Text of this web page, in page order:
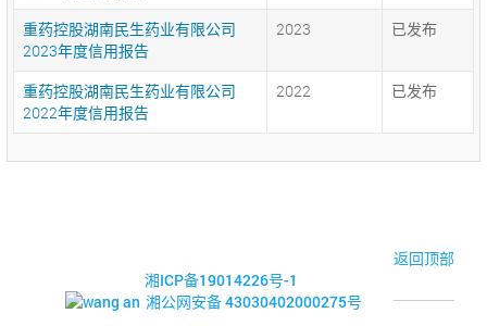
重药控股湖南民生药业有限公司
2023年度信用报告
2023 已发布
重药控股湖南民生药业有限公司
2022年度信用报告
2022 已发布
返回顶部
湘ICP备19014226号-1
湘公网安备 43030402000275号